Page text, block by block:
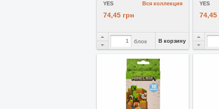
Вся коллекция
YES
74,45 грн
блок В корзину
YES
74,45